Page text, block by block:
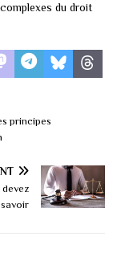
du droit
principes
savoir